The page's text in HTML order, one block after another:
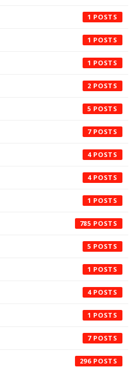
1
1
1
2
5
7
4
4
1
785
5
1
4
1
7
296